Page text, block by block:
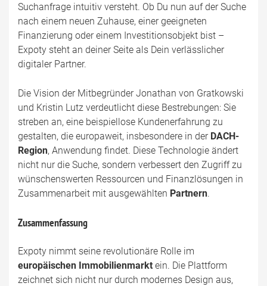
Suchanfrage intuitiv versteht. Ob Du nun auf der Suche
nach einem neuen Zuhause, einer geeigneten
Finanzierung oder einem Investitionsobjekt bist –
Expoty steht an deiner Seite als Dein verlässlicher
digitaler Partner.
Die Vision der Mitbegründer Jonathan von Gratkowski
und Kristin Lutz verdeutlicht diese Bestrebungen: Sie
streben an, eine beispiellose Kundenerfahrung zu
gestalten, die europaweit, insbesondere in der DACH-
Region, Anwendung findet. Diese Technologie ändert
nicht nur die Suche, sondern verbessert den Zugriff zu
wünschenswerten Ressourcen und Finanzlösungen in
Zusammenarbeit mit ausgewählten Partnern.
Zusammenfassung
Expoty nimmt seine revolutionäre Rolle im
europäischen Immobilienmarkt ein. Die Plattform
zeichnet sich nicht nur durch modernes Design aus,